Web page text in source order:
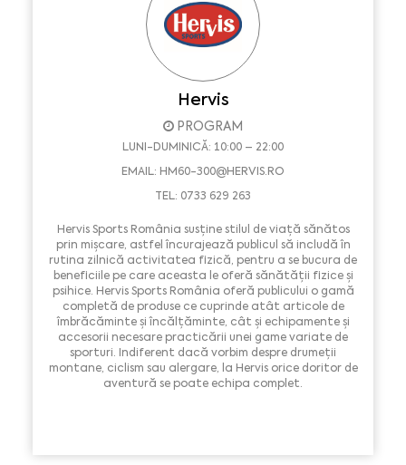
Hervis
PROGRAM
LUNI-DUMINICĂ: 10:00 – 22:00
EMAIL: HM60-300@HERVIS.RO
TEL: 0733 629 263
Hervis Sports România susține stilul de viață sănătos
prin mișcare, astfel încurajează publicul să includă în
rutina zilnică activitatea fizică, pentru a se bucura de
beneficiile pe care aceasta le oferă sănătății fizice și
psihice. Hervis Sports România oferă publicului o gamă
completă de produse ce cuprinde atât articole de
îmbrăcăminte și încălțăminte, cât și echipamente și
accesorii necesare practicării unei game variate de
sporturi. Indiferent dacă vorbim despre drumeții
montane, ciclism sau alergare, la Hervis orice doritor de
aventură se poate echipa complet.